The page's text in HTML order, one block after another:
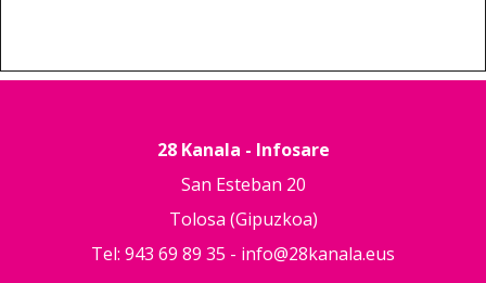
28 Kanala - Infosare
San Esteban 20
Tolosa (Gipuzkoa)
Tel: 943 69 89 35 - info@28kanala.eus